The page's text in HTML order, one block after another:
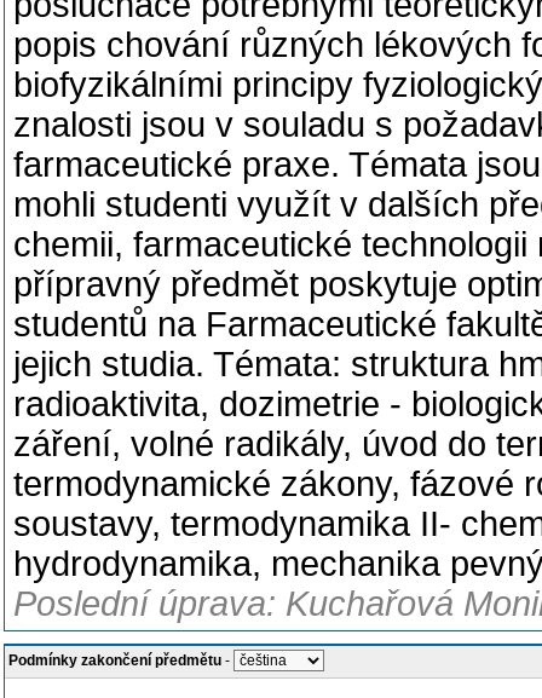
popis chování různých lékových
biofyzikálními principy
znalosti jsou v souladu s
farmaceutické praxe. Témata
mohli studenti využít v dalších
chemii, farmaceutické
přípravný předmět poskytuje
studentů na Farmaceutické
jejich studia. Témata: struktura
radioaktivita, dozimetrie -
záření, volné radikály, úvod do
termodynamické zákony, fázové
soustavy, termodynamika II-
hydrodynamika, mechanika
Poslední úprava: Kuchařová
Podmínky zakončení předmětu -